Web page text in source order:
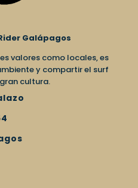
Galápagos
valores como locales, es
y compartir el surf
cultura.